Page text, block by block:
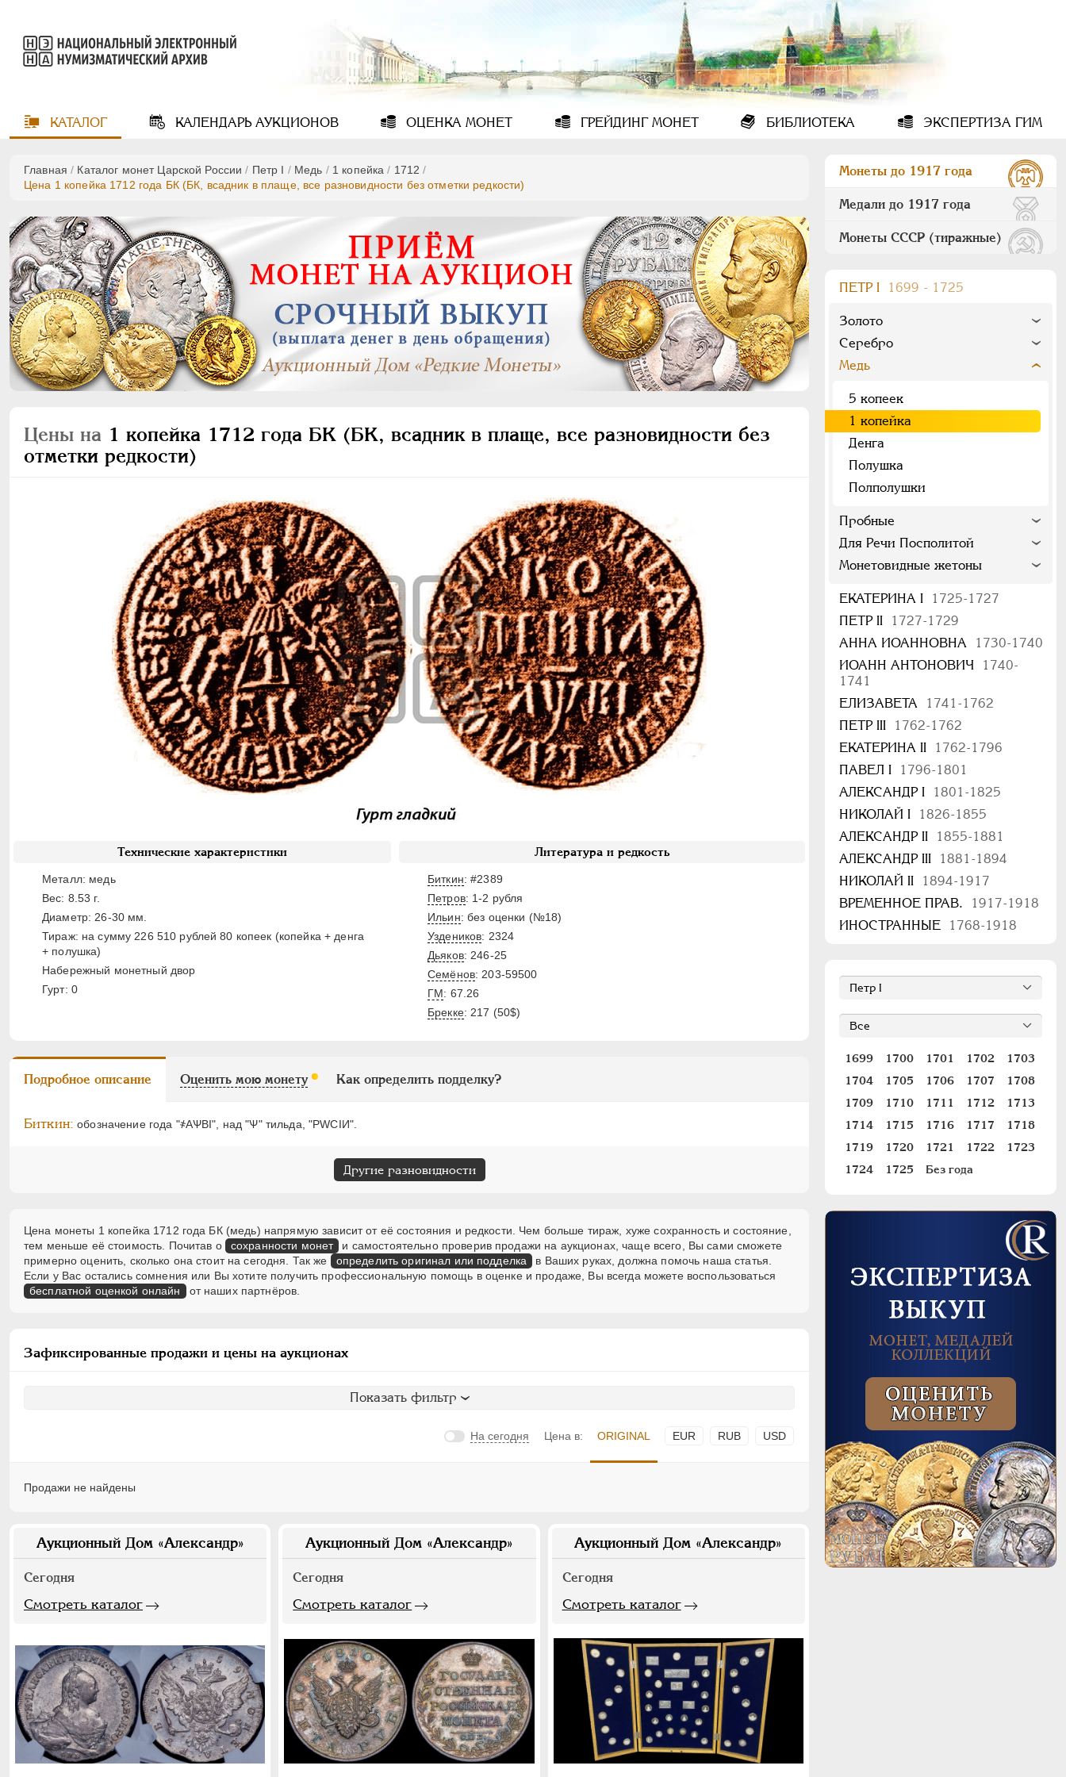
КАТАЛОГ КАЛЕНДАРЬАУКЦИОНОВ ОЦЕНКА МОНЕТ ГРЕЙДИНГМОНЕТ БИБЛИОТЕКА ЭКСПЕРТИЗА ГИМ
Главная / Каталог монет Царской России / Пeтр I / Медь / 1 копейка / 1712 /
Цена 1 копейка 1712 года БК (БК, всадник в плаще, все разновидности без отметки редкости)
Цены на 1 копейка 1712 года БК (БК, всадник в плаще, все разновидности без
отметки редкости)
Технические характеристики
Металл: медь
Вес: 8.53 г.
Диаметр: 26-30 мм.
Тираж: на сумму 226 510 рублей 80 копеек (копейка + денга
+ полушка)
Набережный монетный двор
Гурт: 0
Литература и редкость
Биткин: #2389
Петров: 1-2 рубля
Ильин: без оценки (№18)
Уздеников: 2324
Дьяков: 246-25
Семёнов: 203-59500
ГМ: 67.26
Брекке: 217 (50$)
Подробное описание Оценить мою монету Как определить подделку?
Биткин: обозначение года "҂АѰВI", над "Ѱ" тильда, "PWCIИ".
Другие разновидности
Цена монеты 1 копейка 1712 года БК (медь) напрямую зависит от её состояния и редкости. Чем больше тираж, хуже сохранность и состояние,
тем меньше её стоимость. Почитав о
сохранности монет
и самостоятельно проверив продажи на аукционах, чаще всего, Вы сами сможете
примерно оценить, сколько она стоит на сегодня. Так же
определить оригинал или подделка
в Ваших руках, должна помочь наша статья.
Если у Вас остались сомнения или Вы хотите получить профессиональную помощь в оценке и продаже, Вы всегда можете воспользоваться
бесплатной оценкой онлайн от наших партнёров.
Зафиксированные продажи и цены на аукционах
Показать фильтр
На сегодня Цена в: ORIGINAL EUR RUB USD
Продажи не найдены
Аукционный Дом «Александр»
Сегодня
Смотреть каталог
Аукционный Дом «Александр»
Сегодня
Смотреть каталог
Аукционный Дом «Александр»
Сегодня
Смотреть каталог
Монеты до 1917 года
Медали до 1917 года
Монеты СССР (тиражные)
ПEТР I 1699 - 1725
Золото
Серебро
Медь
5 копеек
1 копейка
Денга
Полушка
Полполушки
Пробные
Для Речи Посполитой
Монетовидные жетоны
ЕКАТЕРИНА I
1725-1727
ПЕТР II
1727-1729
АННА ИОАННОВНА
1730-1740
ИОАНН АНТОНОВИЧ
1740-
1741
ЕЛИЗАВЕТА
1741-1762
ПЕТР III
1762-1762
ЕКАТЕРИНА II
1762-1796
ПАВЕЛ I
1796-1801
АЛЕКСАНДР I
1801-1825
НИКОЛАЙ I
1826-1855
АЛЕКСАНДР II
1855-1881
АЛЕКСАНДР III
1881-1894
НИКОЛАЙ II
1894-1917
ВРЕМЕННОЕ ПРАВ.
1917-1918
ИНОСТРАННЫЕ
1768-1918
1699 1700 1701 1702
1703
1704
1705 1706 1707
1708
1709
1710 1711 1712
1713
1714
1715 1716 1717
1718
1719
1720 1721 1722
1723
1724
1725 Без года